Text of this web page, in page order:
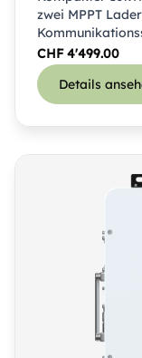
zwei MPPT
CHF4'499.00
Details